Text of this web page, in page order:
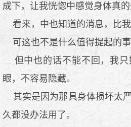
成下，让我恍惚中感觉身体真的
看来，中也知道的消息，比我
可这也不是什么值得提起的事
但中也的话不能不回，我只
眼，不容易隐藏。
其实是因为那具身体损坏太
久都没办法用了。